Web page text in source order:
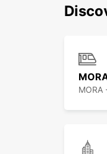
MORA